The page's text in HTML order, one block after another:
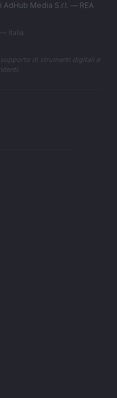
Media S.r.l. — REA
Italia
di strumenti digitali e